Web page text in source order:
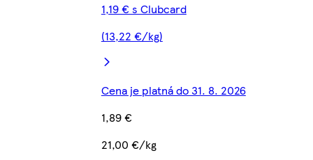
1,19 € s Clubcard
(13,22 €/kg)
Cena je platná do 31. 8. 2026
1,89 €
21,00 €/kg